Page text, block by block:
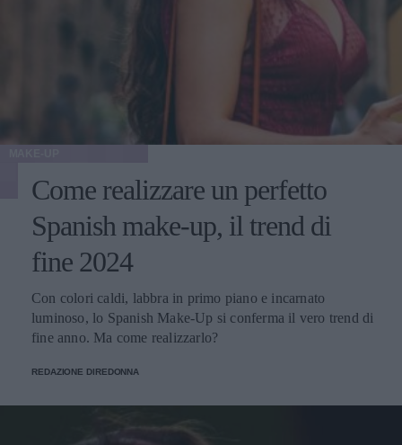
Come realizzare un perfetto
Spanish make-up, il trend di
fine 2024
Con colori caldi, labbra in primo piano e incarnato
luminoso, lo Spanish Make-Up si conferma il vero trend di
fine anno. Ma come realizzarlo?
REDAZIONE DIREDONNA